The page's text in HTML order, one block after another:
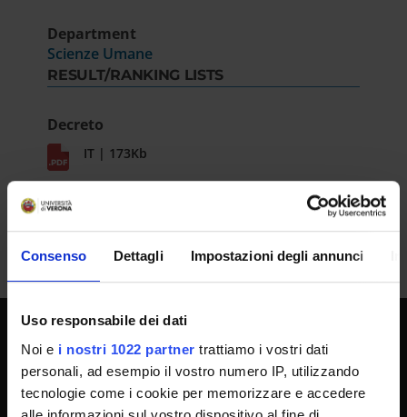
Consenso Dettagli Impostazioni degli annunci
Uso responsabile dei dati
Noi e i nostri 1022 partner trattiamo i vostri dati
personali, ad esempio il vostro numero IP, utilizzando
tecnologie come i cookie per memorizzare e accedere
Department
Scienze Umane
RESULT/RANKING LISTS
Decreto
IT | 173Kb
UNIVERSITY SERVICES